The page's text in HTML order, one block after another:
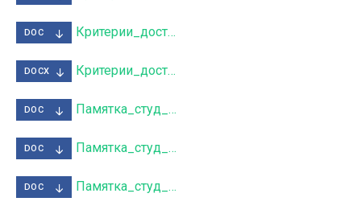
DOC Критерии_достиж_стип_спорт_весна_2021.doc
DOCX Критерии_достиж_стип_учеб_весна_2021.docx
DOC Памятка_студ_стип_культ_весна_2021.doc
DOC Памятка_студ_стип_наука_весна_2021.doc
DOC Памятка_студ_стип_обществ_весна_2021.doc